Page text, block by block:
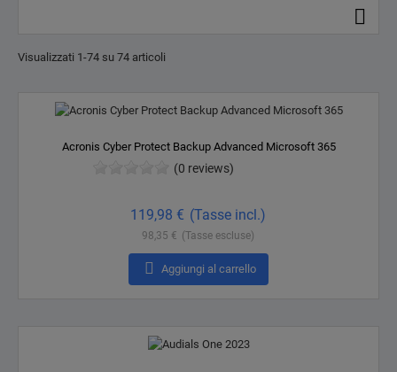

Visualizzati 1-74 su 74 articoli
Acronis Cyber Protect Backup Advanced Microsoft 365
(0 reviews)
119,98 € (Tasse incl.)
98,35 € (Tasse escluse)
 Aggiungi al carrello